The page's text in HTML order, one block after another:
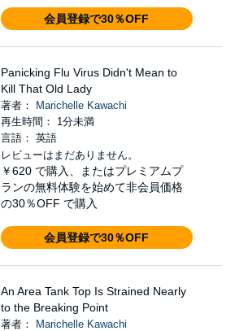
会員登録で30％OFF
Panicking Flu Virus Didn't Mean to
Kill That Old Lady
著者：
Marichelle Kawachi
再生時間： 1分未満
言語： 英語
レビューはまだありません。
￥620 で購入、またはプレミアムプ
ランの無料体験を始めて非会員価格
の30％OFF で購入
会員登録で30％OFF
An Area Tank Top Is Strained Nearly
to the Breaking Point
著者：
Marichelle Kawachi